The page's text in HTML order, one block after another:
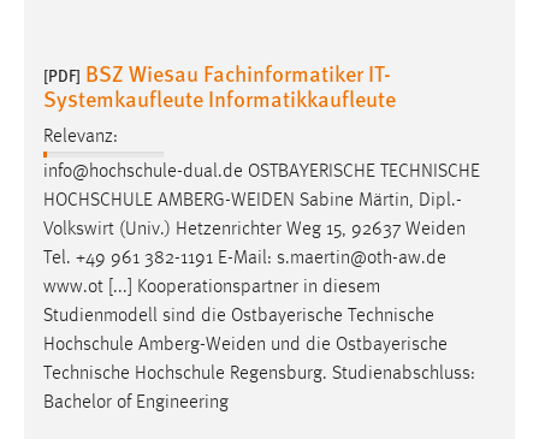
[PDF] BSZ Wiesau Fachinformatiker IT-
Systemkaufleute Informatikkaufleute
Relevanz:
info@hochschule-dual.de OSTBAYERISCHE TECHNISCHE
HOCHSCHULE AMBERG-WEIDEN Sabine Märtin, Dipl.-
Volkswirt (Univ.) Hetzenrichter Weg 15, 92637 Weiden
Tel. +49 961 382-1191 E-Mail: s.maertin@oth-aw.de
www.ot [...] Kooperationspartner in diesem
Studienmodell sind die Ostbayerische Technische
Hochschule Amberg-Weiden und die Ostbayerische
Technische Hochschule Regensburg. Studienabschluss:
Bachelor of Engineering